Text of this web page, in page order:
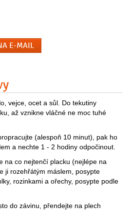
E-MAIL
vejce, ocet a sůl. Do tekutiny
až vznikne vláčné ne moc tuhé
(alespoň 10 minut), pak ho
a nechte 1 - 2 hodiny odpočinout.
na co nejtenčí placku (nejlépe na
ji rozehřátým máslem, posypte
rozinkami a ořechy, posypte podle
do závinu, přendejte na plech